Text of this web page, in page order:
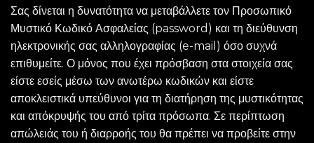
Σας δίνεται η δυνατότητα να μεταβάλλετε τον Προσωπικό
Μυστικό Κωδικό Ασφαλείας (password) και τη διεύθυνση
ηλεκτρονικής σας αλληλογραφίας (e-mail) όσο συχνά
επιθυμείτε. Ο μόνος που έχει πρόσβαση στα στοιχεία σας
είστε εσείς μέσω των ανωτέρω κωδικών και είστε
αποκλειστικά υπεύθυνοι για τη διατήρηση της μυστικότητας
και απόκρυψής του από τρίτα πρόσωπα. Σε περίπτωση
απώλειάς του ή διαρροής του θα πρέπει να προβείτε στην